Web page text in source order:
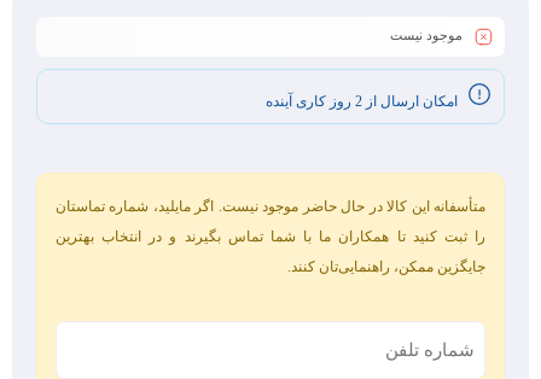
موجود نیست
امکان ارسال از 2 روز کاری آینده
متأسفانه این کالا در حال حاضر موجود نیست. اگر مایلید، شماره تماستان
را ثبت کنید تا همکاران ما با شما تماس بگیرند و در انتخاب بهترین
جایگزین ممکن، راهنمایی‌تان کنند.